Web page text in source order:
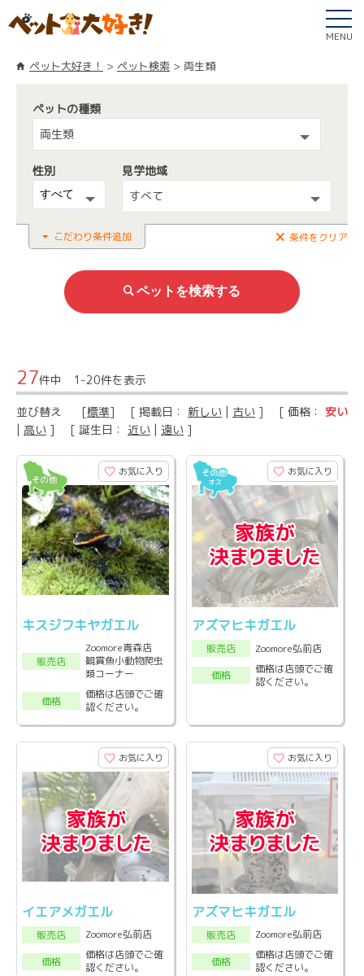
MENU
ペット大好き！ ペット検索 両生類
ペットの種類
両生類
性別
見学地域
すべて
こだわり条件追加 条件をクリア
27件中 1-20件を表示
並び替え [標準] [ 掲載日： 新しい | 古い ] [ 価格： 安い
| 高い ] [ 誕生日： 近い | 遠い ]
お気に入り
キスジフキヤガエル
販売店
Zoomore青森店
観賞魚小動物爬虫
類コーナー
価格
価格は店頭でご確
認ください。
お気に入り
アズマヒキガエル
販売店
Zoomore弘前店
価格
価格は店頭でご確
認ください。
お気に入り
イエアメガエル
販売店
Zoomore弘前店
価格
価格は店頭でご確
認ください。
お気に入り
アズマヒキガエル
販売店
Zoomore弘前店
価格
価格は店頭でご確
認ください。